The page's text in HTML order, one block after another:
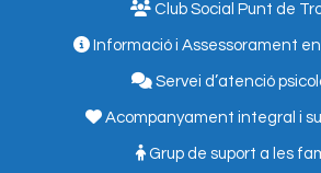
Club Social Punt de
Informació i Assessorament
Servei d’atenció
Acompanyament integral i
Grup de suport a les